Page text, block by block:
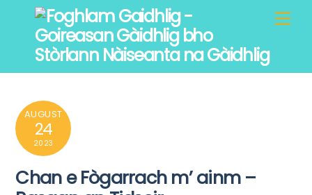
content
AUGUST
24
2023
Chan e Fògarrach m’ ainm –